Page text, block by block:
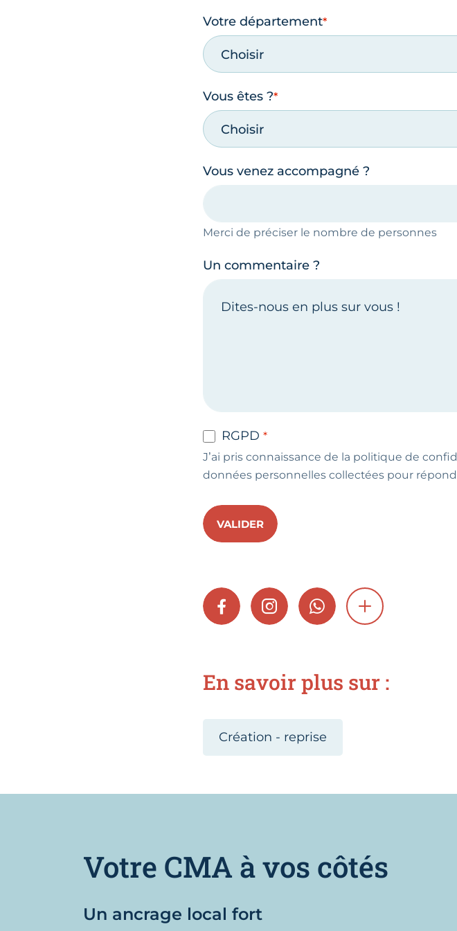
Votre département
Choisir
Vous êtes ?
Choisir
Vous venez accompagné ?
Merci de préciser le nombre de personnes
Un commentaire ?
RGPD
J’ai pris connaissance de la politique de
données personnelles collectées pour
VALIDER
FACEBOOKINSTAGRAMWHATSAPPSHOW MORE
En savoir plus sur :
Création - reprise
Votre CMA à vos côtés
Un ancrage local fort